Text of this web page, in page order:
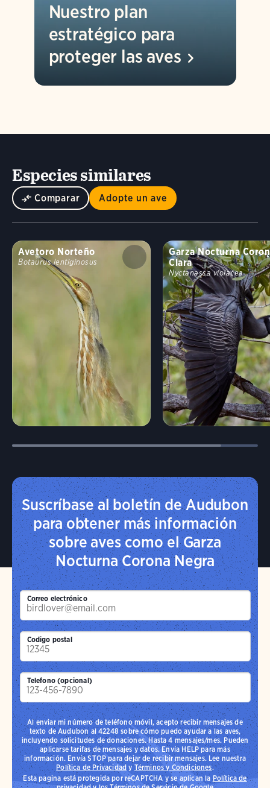
Nuestro plan
estratégico para
proteger las aves
Especies similares
Comparar Adopte un ave
Avetoro Norteño
Botaurus lentiginosus
Garza Nocturna
Clara
Nyctanassa violacea
Suscríbase al boletín de Audubon
para obtener más información
sobre aves como el Garza
Nocturna Corona Negra
Correo electrónico
Codigo postal
Telefono (opcional)
Al enviar mi número de teléfono móvil, acepto recibir mensajes de
texto de Audubon al 42248 sobre cómo puedo ayudar a las aves,
incluyendo solicitudes de donaciones. Hasta 4 mensajes/mes. Pueden
aplicarse tarifas de mensajes y datos. Envía HELP para más
información. Envía STOP para dejar de recibir mensajes. Lee nuestra
Política de Privacidad y Términos y Condiciones.
Esta pagina está protegida por reCAPTCHA y se aplican laPolítica de